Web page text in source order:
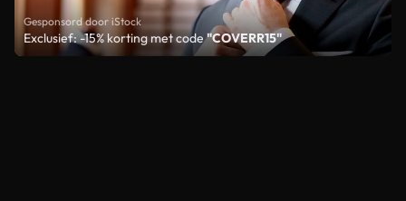
Gesponsord door iStock
Exclusief: -15% korting met code"COVERR15"